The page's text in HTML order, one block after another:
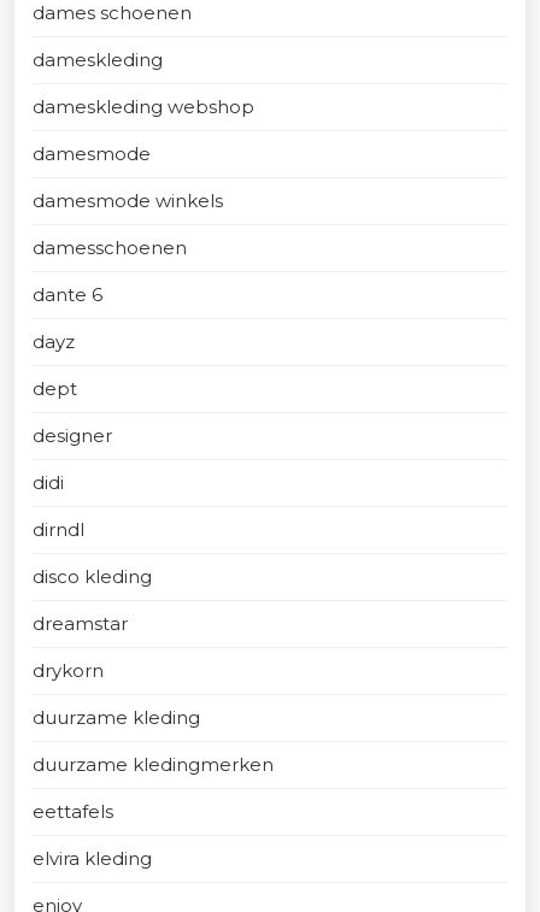
dames schoenen
dameskleding
dameskleding webshop
damesmode
damesmode winkels
damesschoenen
dante 6
dayz
dept
designer
didi
dirndl
disco kleding
dreamstar
drykorn
duurzame kleding
duurzame kledingmerken
eettafels
elvira kleding
enjoy